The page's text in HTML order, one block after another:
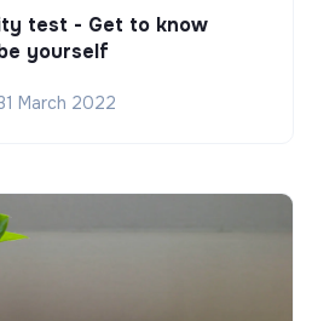
test - Get to know
yourself
March 2022